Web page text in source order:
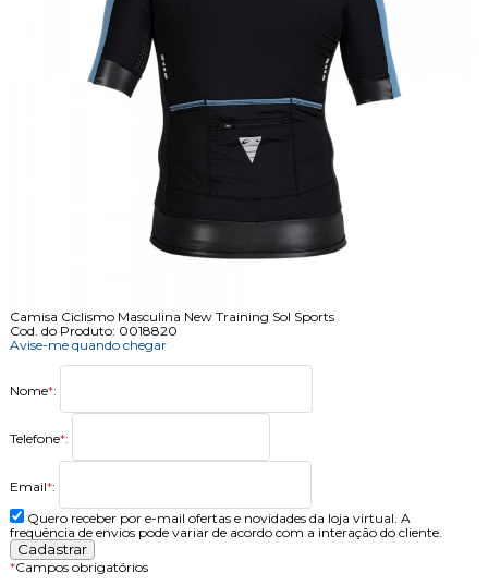
Camisa Ciclismo Masculina New Training Sol Sports
Cod. do Produto: 0018820
Avise-me quando chegar
Nome*:
Telefone*:
Email*:
Quero receber por e-mail ofertas e novidades da loja virtual. A
frequência de envios pode variar de acordo com a interação do cliente.
*Campos obrigatórios